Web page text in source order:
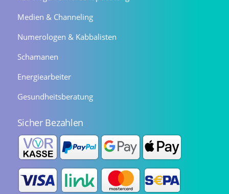
Medien & Channeling
Numerologen & Kabbalisten
Schamanen
Energiearbeiter
Gesundheitsberatung
Sicher Bezahlen